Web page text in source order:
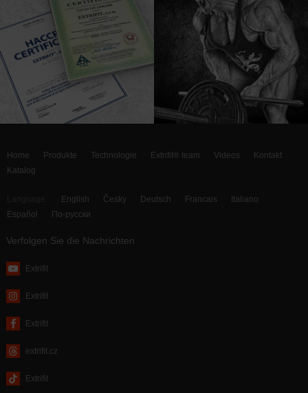
Home Produkte Technologie Extrifit® team Videos
Kontakt
Katalog
English Česky Deutsch Francais
Italiano
Español
По-русски
Verfolgen Sie die Nachrichten
Extrifit
Extrifit
Extrifit
extrifit.cz
Extrifit